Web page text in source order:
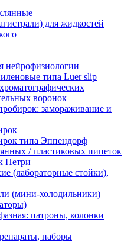
для жидкостей
типа Luer slip
воронок
замораживание и
типа Эппендорф
/ пластиковых пипеток
Петри
(лабораторные стойки),
(мини-холодильники)
патроны, колонки
наборы